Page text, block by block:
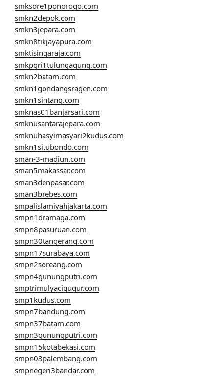
smksore1ponorogo.com
smkn2depok.com
smkn3jepara.com
smkn8tikjayapura.com
smktisingaraja.com
smkpgri1tulungagung.com
smkn2batam.com
smkn1gondangsragen.com
smkn1sintang.com
smknas01banjarsari.com
smknusantarajepara.com
smknuhasyimasyari2kudus.com
smkn1situbondo.com
sman-3-madiun.com
sman5makassar.com
sman3denpasar.com
sman3brebes.com
smpalislamiyahjakarta.com
smpn1dramaga.com
smpn8pasuruan.com
smpn30tangerang.com
smpn17surabaya.com
smpn2soreang.com
smpn4gunungputri.com
smptrimulyacigugur.com
smp1kudus.com
smpn7bandung.com
smpn37batam.com
smpn3gunungputri.com
smpn15kotabekasi.com
smpn03palembang.com
smpnegeri3bandar.com